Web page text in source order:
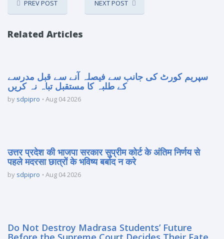
PREV POST NEXT POST
Related Articles
سپریم کورٹ کی جانب سے فیصلہ آنے سے قبل مدرسے
کے طلبہ کا مستقبل تباہ نہ کریں
by sdpipro Aug 04 2026
उत्तर प्रदेश की भाजपा सरकार सुप्रीम कोर्ट के अंतिम निर्णय से
पहले मदरसा छात्रों के भविष्य बर्बाद न करे
by sdpipro Aug 04 2026
Do Not Destroy Madrasa Students’ Future